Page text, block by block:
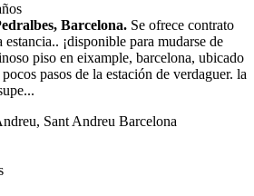
Barcelona. Se ofrece contrato
¡disponible para mudarse de
piso en eixample, barcelona, ubicado
pasos de la estación de verdaguer. la